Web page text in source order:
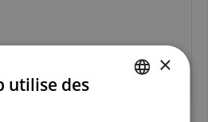
de la santé sont simplifiées.
×
utilise des